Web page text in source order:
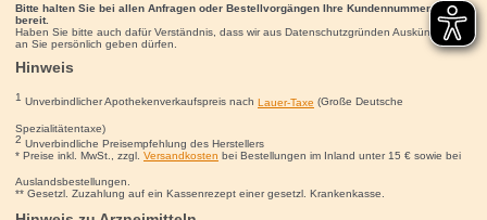
Bitte halten Sie bei allen Anfragen oder Bestellvorgängen Ihre Kundennummer für uns
bereit.
Haben Sie bitte auch dafür Verständnis, dass wir aus Datenschutzgründen Auskünfte nur
an Sie persönlich geben dürfen.
Hinweis
1 Unverbindlicher Apothekenverkaufspreis nach Lauer-Taxe (Große Deutsche
Spezialitätentaxe)
2 Unverbindliche Preisempfehlung des Herstellers
* Preise inkl. MwSt., zzgl. Versandkosten bei Bestellungen im Inland unter 15 €sowie bei
Auslandsbestellungen.
** Gesetzl. Zuzahlung auf ein Kassenrezept einer gesetzl. Krankenkasse.